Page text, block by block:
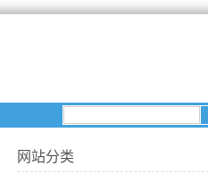
网站分类